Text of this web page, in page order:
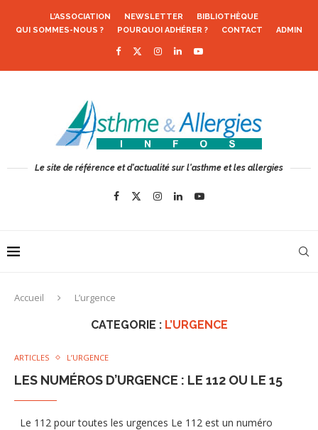
L’ASSOCIATION NEWSLETTER
BIBLIOTHÈQUE
QUI SOMMES-NOUS ?
POURQUOI ADHÉRER ? CONTACT ADMIN
Le site de référence et d'actualité sur l'asthme et les allergies
Accueil L’urgence
CATEGORIE : L’URGENCE
ARTICLES L’URGENCE
LES NUMÉROS D’URGENCE : LE 112 OU LE 15
Le 112 pour toutes les urgences Le 112 est un numéro